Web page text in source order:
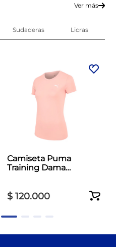
Ver más
Sudaderas Licras
Camiseta Puma
Training Dama
$ 120.000